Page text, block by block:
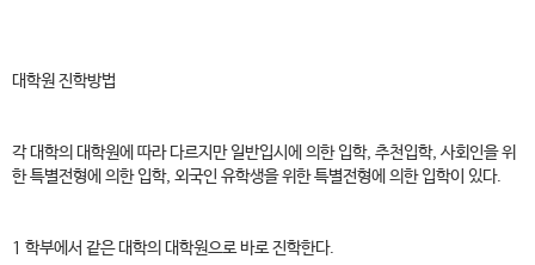
대학원 진학방법
각 대학의 대학원에 따라 다르지만 일반입시에 의한 입학, 추천입학, 사회인을 위
한 특별전형에 의한 입학, 외국인 유학생을 위한 특별전형에 의한 입학이 있다.
1 학부에서 같은 대학의 대학원으로 바로 진학한다.